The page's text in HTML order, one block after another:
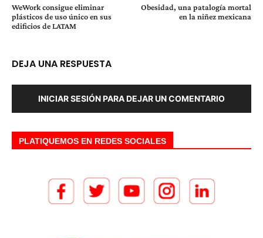
WeWork consigue eliminar
plásticos de uso único en sus
edificios de LATAM
Obesidad, una patalogía mortal
en la niñez mexicana
DEJA UNA RESPUESTA
INICIAR SESIÓN PARA DEJAR UN COMENTARIO
PLATIQUEMOS EN REDES SOCIALES